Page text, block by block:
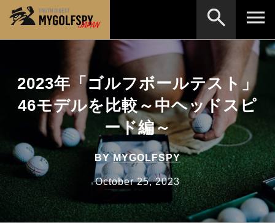
2023年「ゴルフボールテスト」
46モデルを比較～中ヘッドスピ
ード編～
BYMYGOLFSPY
October 25, 2023
テストランキング
NEW RELEASES 新製品情報
HOW TO ゴルフ上達・実践テクニック
LAB テスト・データ検証
Golf News ゴルフニュース
REVIEWS
DRIVERS ドライバー
※メーカー名やクラブ名など、検索したい事柄を入
力してください。
検索